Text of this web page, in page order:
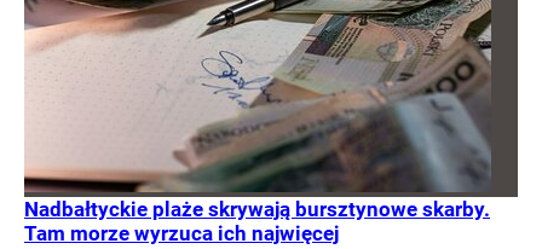
Nadbałtyckie plaże skrywają bursztynowe skarby.
Tam morze wyrzuca ich najwięcej